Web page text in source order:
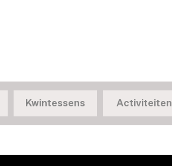
Kwintessens Activiteiten